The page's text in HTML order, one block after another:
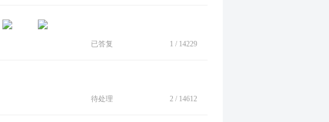
已答复 1 / 14229
待处理 2 / 14612